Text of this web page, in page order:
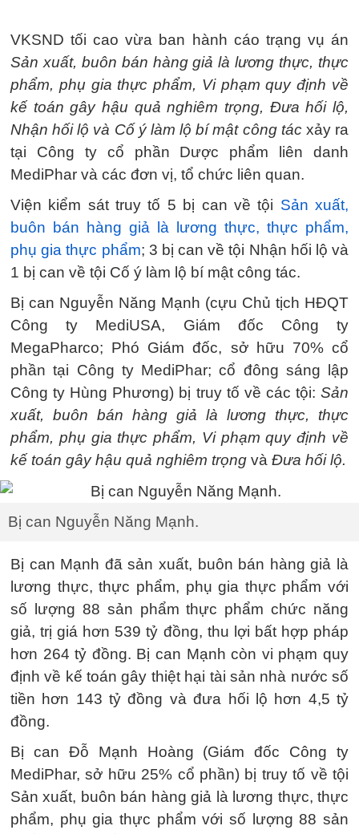
VKSND tối cao vừa ban hành cáo trạng vụ án
Sản xuất, buôn bán hàng giả là lương thực, thực
phẩm, phụ gia thực phẩm, Vi phạm quy định về
kế toán gây hậu quả nghiêm trọng, Đưa hối lộ,
Nhận hối lộ và Cố ý làm lộ bí mật công tácxảy ra
tại Công ty cổ phần Dược phẩm liên danh
MediPhar và các đơn vị, tổ chức liên quan.
Viện kiểm sát truy tố 5 bị can về tội Sản xuất,
buôn bán hàng giả là lương thực, thực phẩm,
phụ gia thực phẩm; 3 bị can về tội Nhận hối lộ và
1 bị can về tội Cố ý làm lộ bí mật công tác.
Bị can Nguyễn Năng Mạnh (cựu Chủ tịch HĐQT
Công ty MediUSA, Giám đốc Công ty
MegaPharco; Phó Giám đốc, sở hữu 70% cổ
phần tại Công ty MediPhar; cổ đông sáng lập
Công ty Hùng Phương) bị truy tố về các tội: Sản
xuất, buôn bán hàng giả là lương thực, thực
phẩm, phụ gia thực phẩm, Vi phạm quy định về
kế toán gây hậu quả nghiêm trọng và Đưa hối lộ.
Bị can Nguyễn Năng Mạnh.
Bị can Mạnh đã sản xuất, buôn bán hàng giả là
lương thực, thực phẩm, phụ gia thực phẩm với
số lượng 88 sản phẩm thực phẩm chức năng
giả, trị giá hơn 539 tỷ đồng, thu lợi bất hợp pháp
hơn 264 tỷ đồng. Bị can Mạnh còn vi phạm quy
định về kế toán gây thiệt hại tài sản nhà nước số
tiền hơn 143 tỷ đồng và đưa hối lộ hơn 4,5 tỷ
đồng.
Bị can Đỗ Mạnh Hoàng (Giám đốc Công ty
MediPhar, sở hữu 25% cổ phần) bị truy tố về tội
Sản xuất, buôn bán hàng giả là lương thực, thực
phẩm, phụ gia thực phẩm với số lượng 88 sản